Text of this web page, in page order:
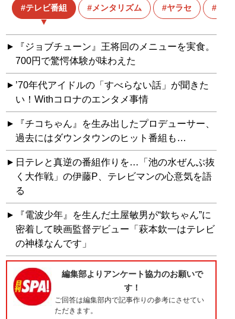
テレビ番組 メンタリズム ヤラセ
『ジョブチューン』王将回のメニューを実食。
700円で驚愕体験が味わえた
’70年代アイドルの「すべらない話」が聞きた
い！Withコロナのエンタメ事情
『チコちゃん』を生み出したプロデューサー、
過去にはダウンタウンのヒット番組も…
日テレと真逆の番組作りを…「池の水ぜんぶ抜
く大作戦」の伊藤P、テレビマンの心意気を語
る
『電波少年』を生んだ土屋敏男が“欽ちゃん”に
密着して映画監督デビュー「萩本欽一はテレビ
の神様なんです」